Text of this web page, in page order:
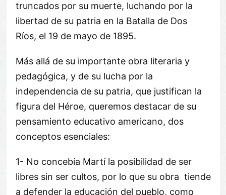
truncados por su muerte, luchando por la
libertad de su patria en la Batalla de Dos
Ríos, el 19 de mayo de 1895.
Más allá de su importante obra literaria y
pedagógica, y de su lucha por la
independencia de su patria, que justifican la
figura del Héroe, queremos destacar de su
pensamiento educativo americano, dos
conceptos esenciales:
1- No concebía Martí la posibilidad de ser
libres sin ser cultos, por lo que su obra tiende
a defender la educación del pueblo, como